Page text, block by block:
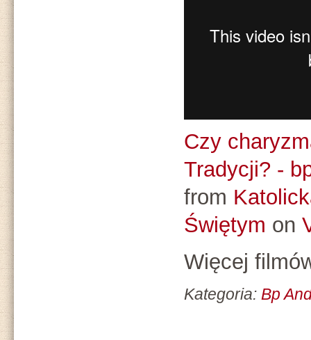
Czy
Tradycji? -
from
Świętym on
Więcej
Kategoria: Bp